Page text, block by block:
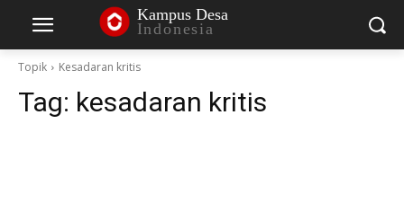
Kampus Desa
Indonesia
Topik Kesadaran kritis
Tag: kesadaran kritis